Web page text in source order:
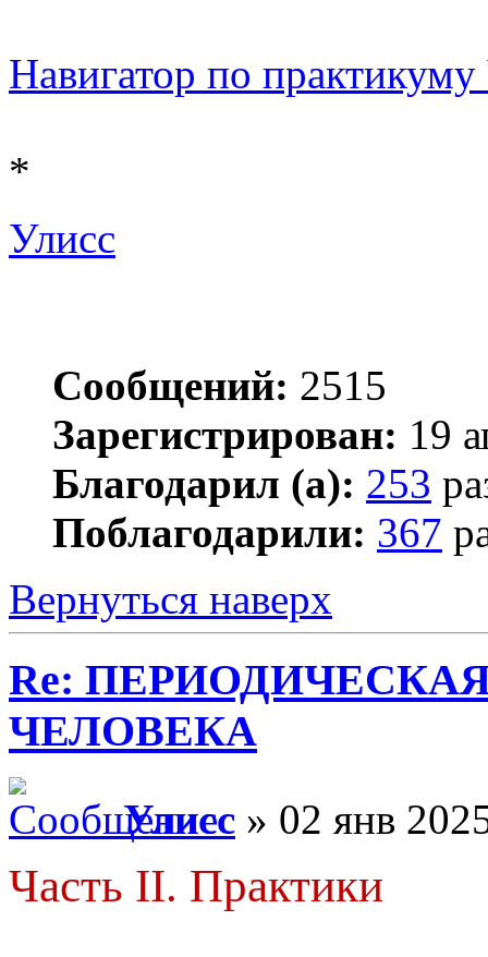
Навигатор по
*
Улисс
Сообщений: 2515
Зарегистрирован: 19
Благодарил (а): 253
Поблагодарили: 367
Вернуться наверх
Re:
ЧЕЛОВЕКА
Улисс » 02 янв
Часть II. Практики